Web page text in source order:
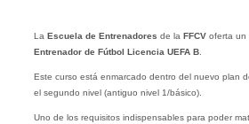
La Escuela de Entrenadores de la FFCVoferta un
Entrenador de Fútbol Licencia UEFA B.
Este curso está enmarcado dentro del nuevo plan
el segundo nivel (antiguo nivel 1/básico).
Uno de los requisitos indispensables para poder